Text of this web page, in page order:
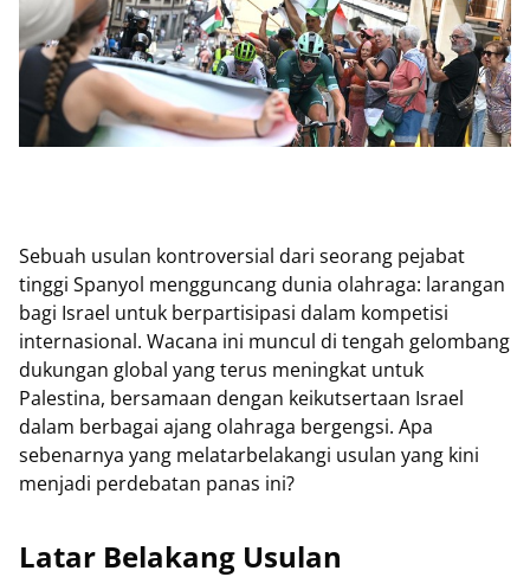
Sebuah usulan kontroversial dari seorang pejabat
tinggi Spanyol mengguncang dunia olahraga: larangan
bagi Israel untuk berpartisipasi dalam kompetisi
internasional. Wacana ini muncul di tengah gelombang
dukungan global yang terus meningkat untuk
Palestina, bersamaan dengan keikutsertaan Israel
dalam berbagai ajang olahraga bergengsi. Apa
sebenarnya yang melatarbelakangi usulan yang kini
menjadi perdebatan panas ini?
Latar Belakang Usulan